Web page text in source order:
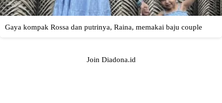
Join Diadona.id